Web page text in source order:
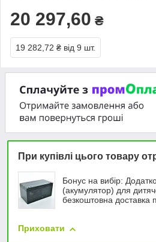
20 297,60 ₴
19 282,72 ₴ від 9 шт.
При купівлі цього товару
Бонус на вибір:
(акумулятор) для
безкоштовна доставка
Приховати